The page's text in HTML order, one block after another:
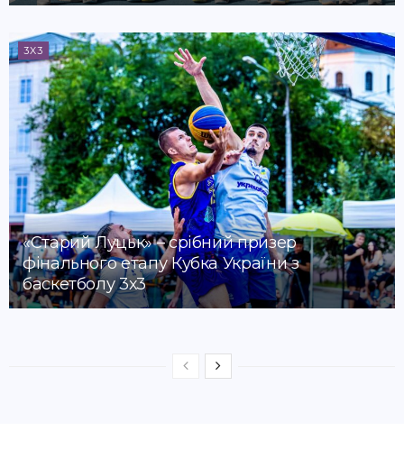
3X3
«Старий Луцьк» – срібний призер
фінального етапу Кубка України з
баскетболу 3х3